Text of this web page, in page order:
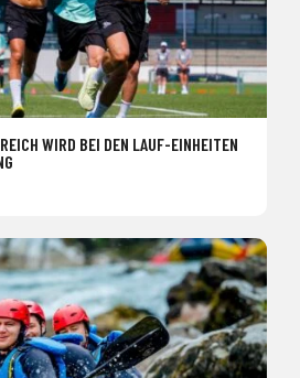
WIRD BEI DEN LAUF-EINHEITEN